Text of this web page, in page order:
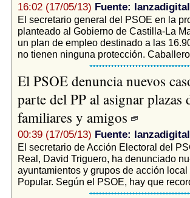
16:02 (17/05/13) Fuente:
El secretario general del PSOE en la
planteado al Gobierno de Castilla-La
un plan de empleo destinado a las
no tienen ninguna protección.
El PSOE denuncia nuevos
parte del PP al asignar plazas
familiares y amigos
00:39 (17/05/13) Fuente:
El secretario de Acción Electoral del
Real, David Triguero, ha denunciado
ayuntamientos y grupos de acción
Popular. Según el PSOE, hay que